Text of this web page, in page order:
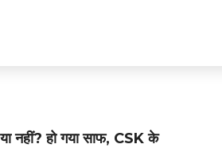
नहीं? हो गया साफ, CSK के